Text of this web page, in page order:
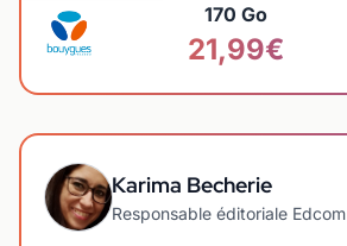
170 Go
21,99€
Karima Becherie
Responsable éditoriale Edcom